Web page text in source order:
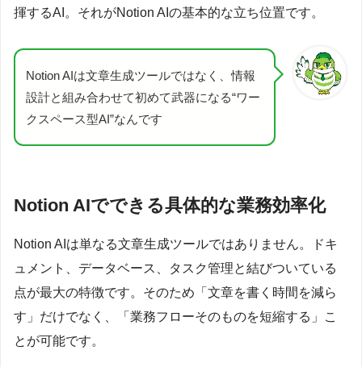
揮するAI。それがNotion AIの基本的な立ち位置です。
Notion AIは文章生成ツールではなく、情報
設計と組み合わせて初めて武器になる“ワー
クスペース型AI”なんです
Notion AIでできる具体的な業務効率化
Notion AIは単なる文章生成ツールではありません。ドキ
ュメント、データベース、タスク管理と結びついている
点が最大の特徴です。そのため「文章を書く時間を減ら
す」だけでなく、「業務フローそのものを短縮する」こ
とが可能です。